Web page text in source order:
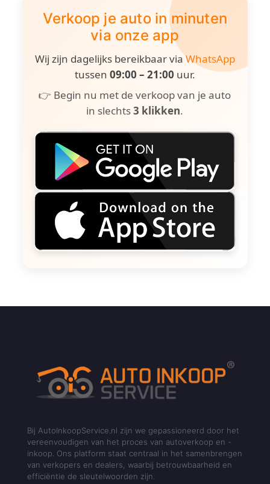
Verkoop je auto in minuten
via onze app
Wij zijn dagelijks bereikbaar viaWhatsApp
tussen 09:00 – 21:00 uur.
👉 Begin nu met de verkoop van je auto
in slechts3 klikken.
Bij AutoInkoopService.nl zijn we gepassioneerd door het
vereenvoudigen van het proces van autoverkoop en -
inkoop. Ons platform staat centraal in het samenbrengen
van verkopers en dealers, waarbij betrouwbaarheid en
efficiëntie de sleutelwoorden zijn.